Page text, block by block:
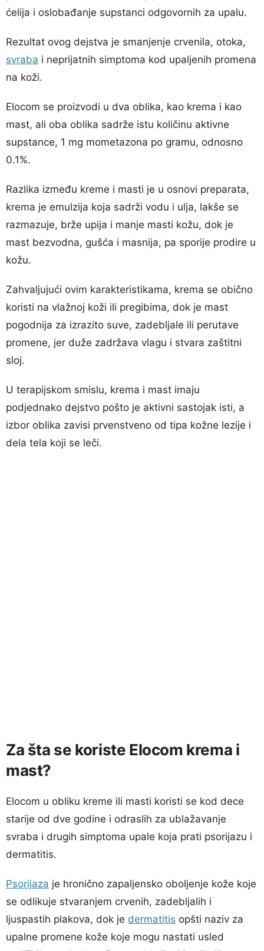
ćelija i oslobađanje supstanci odgovornih za upalu.
Rezultat ovog dejstva je smanjenje crvenila, otoka,
svraba i neprijatnih simptoma kod upaljenih promena
na koži.
Elocom se proizvodi u dva oblika, kao krema i kao
mast, ali oba oblika sadrže istu količinu aktivne
supstance, 1 mg mometazona po gramu, odnosno
0.1%.
Razlika između kreme i masti je u osnovi preparata,
krema je emulzija koja sadrži vodu i ulja, lakše se
razmazuje, brže upija i manje masti kožu, dok je
mast bezvodna, gušća i masnija, pa sporije prodire u
kožu.
Zahvaljujući ovim karakteristikama, krema se obično
koristi na vlažnoj koži ili pregibima, dok je mast
pogodnija za izrazito suve, zadebljale ili perutave
promene, jer duže zadržava vlagu i stvara zaštitni
sloj.
U terapijskom smislu, krema i mast imaju
podjednako dejstvo pošto je aktivni sastojak isti, a
izbor oblika zavisi prvenstveno od tipa kožne lezije i
dela tela koji se leči.
Za šta se koriste Elocom krema i
mast?
Elocom u obliku kreme ili masti koristi se kod dece
starije od dve godine i odraslih za ublažavanje
svraba i drugih simptoma upale koja prati psorijazu i
dermatitis.
Psorijaza je hronično zapaljensko oboljenje kože koje
se odlikuje stvaranjem crvenih, zadebljalih i
ljuspastih plakova, dok je dermatitis opšti naziv za
upalne promene kože koje mogu nastati usled